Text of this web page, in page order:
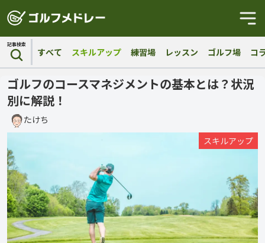
記事検索
すべて スキルアップ 練習場 レッスン ゴルフ場 コ
ゴルフのコースマネジメントの基本とは？状況
別に解説！
たけち
スキルアップ